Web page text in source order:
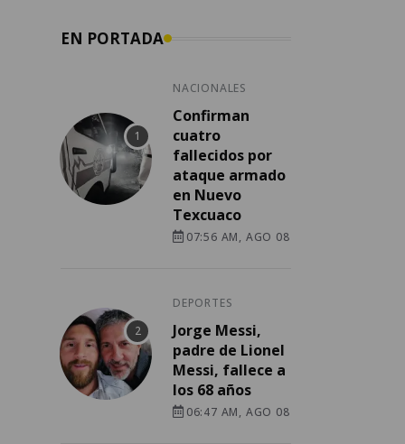
EN PORTADA
NACIONALES
Confirman
cuatro
fallecidos por
ataque armado
en Nuevo
Texcuaco
07:56 AM, AGO 08
DEPORTES
Jorge Messi,
padre de Lionel
Messi, fallece a
los 68 años
06:47 AM, AGO 08